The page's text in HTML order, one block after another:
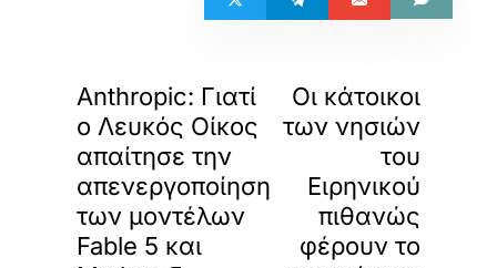
Anthropic: Γιατί
ο Λευκός Οίκος
απαίτησε την
απενεργοποίηση
των μοντέλων
Fable 5 και
Οι κάτοικοι
των νησιών
του
Ειρηνικού
πιθανώς
φέρουν το